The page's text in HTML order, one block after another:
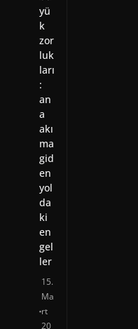
yü
k
zor
luk
ları
:
an
a
akı
ma
gid
en
yol
da
ki
en
gel
ler
15.
Ma
rt
20